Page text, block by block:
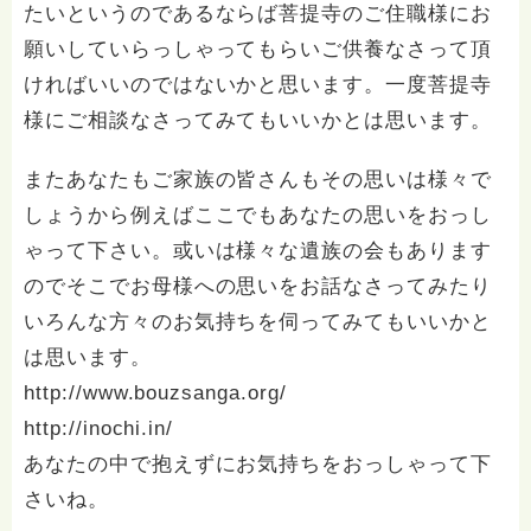
たいというのであるならば菩提寺のご住職様にお
願いしていらっしゃってもらいご供養なさって頂
ければいいのではないかと思います。一度菩提寺
様にご相談なさってみてもいいかとは思います。
またあなたもご家族の皆さんもその思いは様々で
しょうから例えばここでもあなたの思いをおっし
ゃって下さい。或いは様々な遺族の会もあります
のでそこでお母様への思いをお話なさってみたり
いろんな方々のお気持ちを伺ってみてもいいかと
は思います。
http://www.bouzsanga.org/
http://inochi.in/
あなたの中で抱えずにお気持ちをおっしゃって下
さいね。